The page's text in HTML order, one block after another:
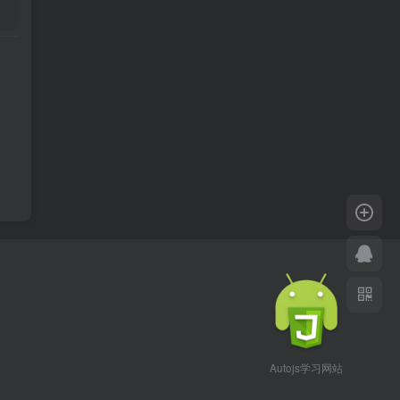
Autojs学习网站